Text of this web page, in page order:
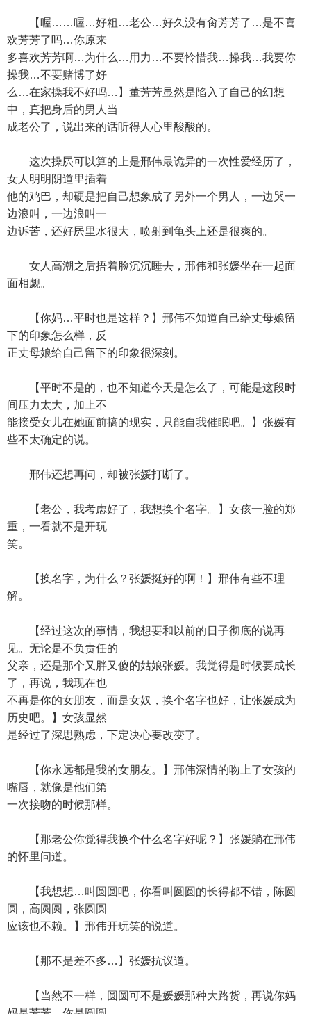
【喔……喔…好粗…老公…好久没有肏芳芳了…是不喜
欢芳芳了吗…你原来
多喜欢芳芳啊…为什么…用力…不要怜惜我…操我…我要你
操我…不要赌博了好
么…在家操我不好吗…】董芳芳显然是陷入了自己的幻想
中，真把身后的男人当
成老公了，说出来的话听得人心里酸酸的。
这次操屄可以算的上是邢伟最诡异的一次性爱经历了，
女人明明阴道里插着
他的鸡巴，却硬是把自己想象成了另外一个男人，一边哭一
边浪叫，一边浪叫一
边诉苦，还好屄里水很大，喷射到龟头上还是很爽的。
女人高潮之后捂着脸沉沉睡去，邢伟和张媛坐在一起面
面相觑。
【你妈…平时也是这样？】邢伟不知道自己给丈母娘留
下的印象怎么样，反
正丈母娘给自己留下的印象很深刻。
【平时不是的，也不知道今天是怎么了，可能是这段时
间压力太大，加上不
能接受女儿在她面前搞的现实，只能自我催眠吧。】张媛有
些不太确定的说。
邢伟还想再问，却被张媛打断了。
【老公，我考虑好了，我想换个名字。】女孩一脸的郑
重，一看就不是开玩
笑。
【换名字，为什么？张媛挺好的啊！】邢伟有些不理
解。
【经过这次的事情，我想要和以前的日子彻底的说再
见。无论是不负责任的
父亲，还是那个又胖又傻的姑娘张媛。我觉得是时候要成长
了，再说，我现在也
不再是你的女朋友，而是女奴，换个名字也好，让张媛成为
历史吧。】女孩显然
是经过了深思熟虑，下定决心要改变了。
【你永远都是我的女朋友。】邢伟深情的吻上了女孩的
嘴唇，就像是他们第
一次接吻的时候那样。
【那老公你觉得我换个什么名字好呢？】张媛躺在邢伟
的怀里问道。
【我想想…叫圆圆吧，你看叫圆圆的长得都不错，陈圆
圆，高圆圆，张圆圆
应该也不赖。】邢伟开玩笑的说道。
【那不是差不多…】张媛抗议道。
【当然不一样，圆圆可不是媛媛那种大路货，再说你妈